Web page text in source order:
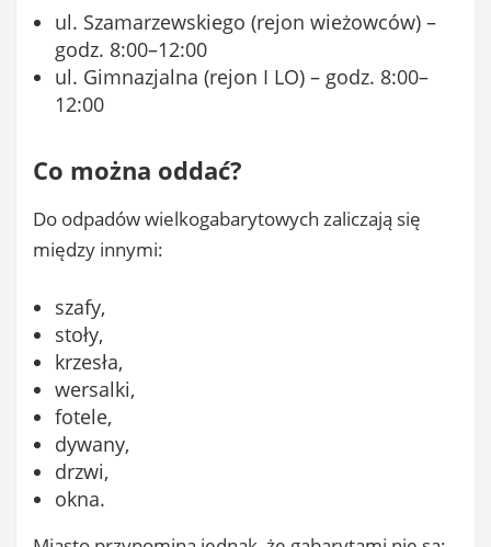
ul. Szamarzewskiego (rejon wieżowców) –
godz. 8:00–12:00
ul. Gimnazjalna (rejon I LO) – godz. 8:00–
12:00
Co można oddać?
Do odpadów wielkogabarytowych zaliczają się
między innymi:
szafy,
stoły,
krzesła,
wersalki,
fotele,
dywany,
drzwi,
okna.